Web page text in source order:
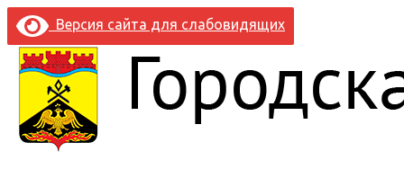
Версия сайта для слабовидящих